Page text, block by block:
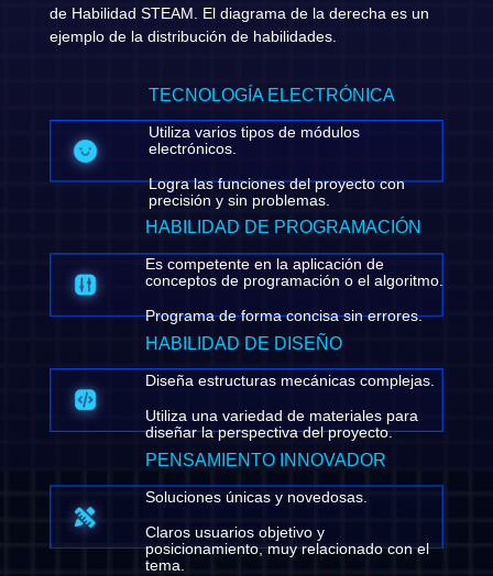
de Habilidad STEAM. El diagrama de la derecha es un
ejemplo de la distribución de habilidades.
TECNOLOGÍA ELECTRÓNICA
Utiliza varios tipos de módulos
electrónicos.
Logra las funciones del proyecto con
precisión y sin problemas.
HABILIDAD DE PROGRAMACIÓN
Es competente en la aplicación de
conceptos de programación o el algoritmo.
Programa de forma concisa sin errores.
HABILIDAD DE DISEÑO
Diseña estructuras mecánicas complejas.
Utiliza una variedad de materiales para
diseñar la perspectiva del proyecto.
PENSAMIENTO INNOVADOR
Soluciones únicas y novedosas.
Claros usuarios objetivo y
posicionamiento, muy relacionado con el
tema.